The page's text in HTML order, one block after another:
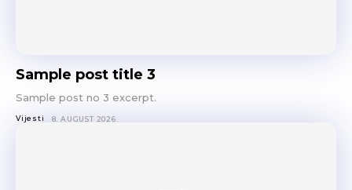
Sample post title 3
Sample post no 3 excerpt.
Vijesti 8. AUGUST 2026.